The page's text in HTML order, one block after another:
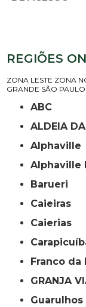
REGIÕES
ZONA LESTE ZONA
GRANDE SÃO PAULO
ABC
ALDEIA
Alphaville
Barueri
Caieiras
Caierias
Franco da
GRANJA
Guarulhos